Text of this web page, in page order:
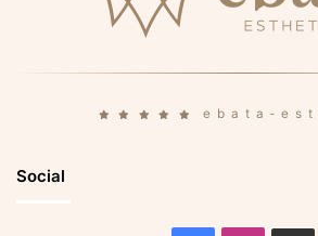
ebata-
Social